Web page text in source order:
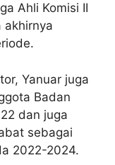
Ahli Komisi II
akhirnya
Yanuar juga
Badan
dan juga
sebagai
2022-2024.